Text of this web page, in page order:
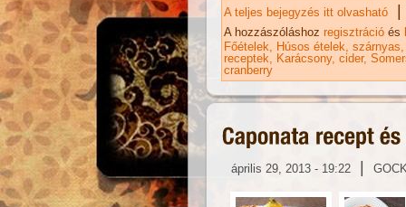
A teljes bejegyzés itt olvasható |
A hozzászóláshoz regisztráció és
Főételek
Húsos ételek szárnyas
receptek
Karácsony cider
cranberry
április 29, 2013 - 19:22 |